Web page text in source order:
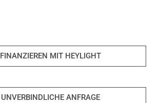
FINANZIEREN MIT HEYLIGHT
UNVERBINDLICHE ANFRAGE